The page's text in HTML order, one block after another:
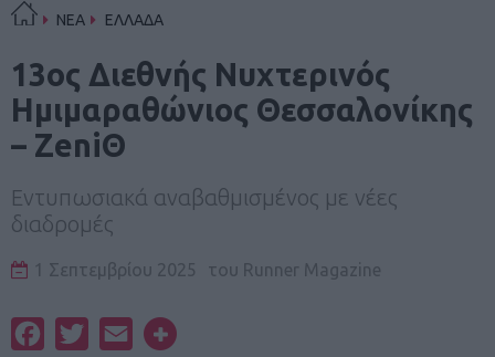
ΝΕΑ ΕΛΛΑΔΑ
13ος Διεθνής Νυχτερινός
Ημιμαραθώνιος Θεσσαλονίκης
– ZeniΘ
Εντυπωσιακά αναβαθμισμένος με νέες
διαδρομές
1 Σεπτεμβρίου 2025 του Runner Magazine
FacebookTwitterEmail